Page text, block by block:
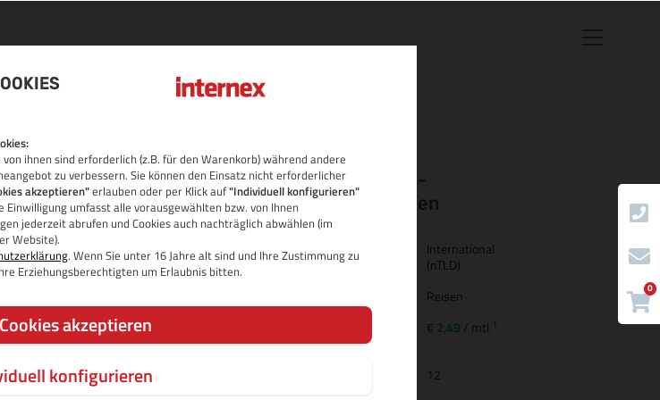
ihnen sind erforderlich (z.B. für den Warenkorb) während andere
zu verbessern. Sie können den Einsatz nicht erforderlicher
akzeptieren"erlauben oder per Klick auf"Individuell konfigurieren"
Einwilligung umfasst alle vorausgewählten bzw. von Ihnen
jederzeit abrufen und Cookies auch nachträglich abwählen (im
Website).
. Wenn Sie unter 16 Jahre alt sind und Ihre Zustimmung zu
Erziehungsberechtigten um Erlaubnis bitten.
akzeptieren
konfigurieren
0
PRÜFEN
.nyc Domain-
Eigenschaften
Land/Bezeichnung
International
(nTLD)
Reisen
Domainregistrierung
€ 2,49 / mtl. 1
12